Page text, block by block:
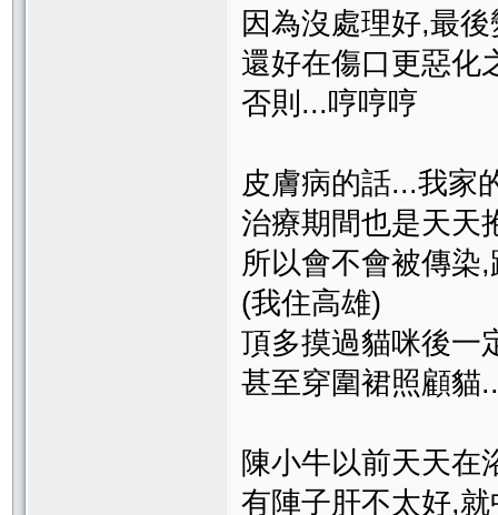
因為沒處理好,最
還好在傷口更惡化
否則...哼哼哼
皮膚病的話...我家
治療期間也是天天
所以會不會被傳染
(我住高雄)
頂多摸過貓咪後一
甚至穿圍裙照顧貓
陳小牛以前天天在
有陣子肝不太好,就